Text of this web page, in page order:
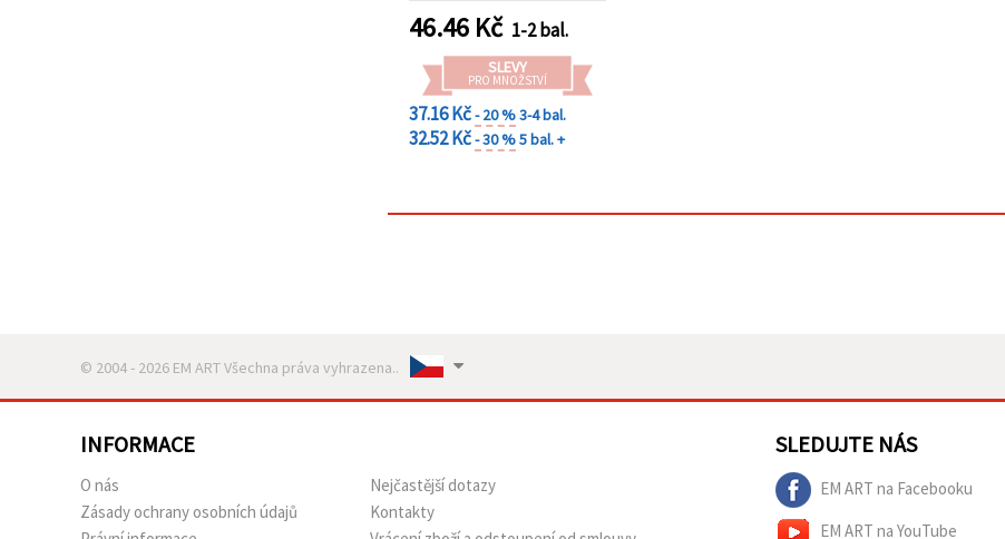
46.46 Kč 1-2 bal.
SLEVY
PRO MNOŽSTVÍ
37.16 Kč- 20 %3-4 bal.
32.52 Kč- 30 %5 bal. +
© 2004 - 2026 EM ART Všechna práva vyhrazena..
INFORMACE
O nás
Zásady ochrany osobních údajů
Nejčastější dotazy
Kontakty
SLEDUJTE NÁS
EM ART na Facebooku
EM ART na YouTube